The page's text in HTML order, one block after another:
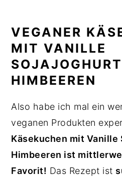
VEGANER
MIT VANILLE
HIMBEEREN
Also habe ich mal ein
veganen Produkten
Käsekuchen mit Vanille
Himbeeren ist
Favorit! Das Rezept ist